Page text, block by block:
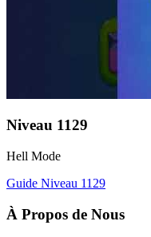
Niveau 1129
Hell Mode
Guide Niveau 1129
À Propos de Nous